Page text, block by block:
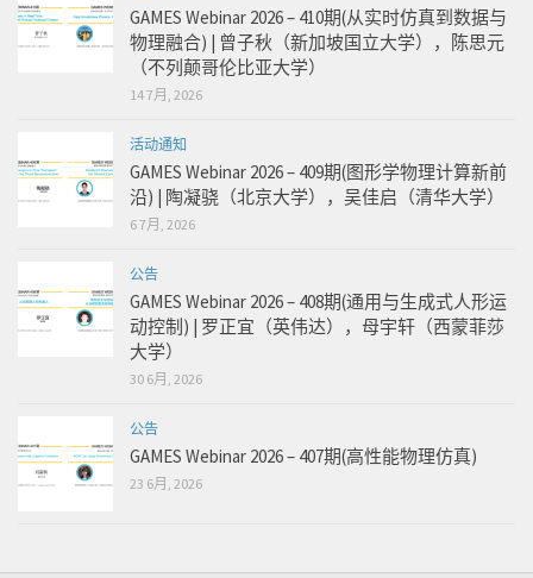
GAMES Webinar 2026 – 410期(从实时仿真到数据与
物理融合) | 曾子秋（新加坡国立大学），陈思元
（不列颠哥伦比亚大学）
14 7月, 2026
活动通知
GAMES Webinar 2026 – 409期(图形学物理计算新前
沿) | 陶凝骁（北京大学），吴佳启（清华大学）
6 7月, 2026
公告
GAMES Webinar 2026 – 408期(通用与生成式人形运
动控制) | 罗正宜（英伟达），母宇轩（西蒙菲莎
大学）
30 6月, 2026
公告
GAMES Webinar 2026 – 407期(高性能物理仿真)
23 6月, 2026